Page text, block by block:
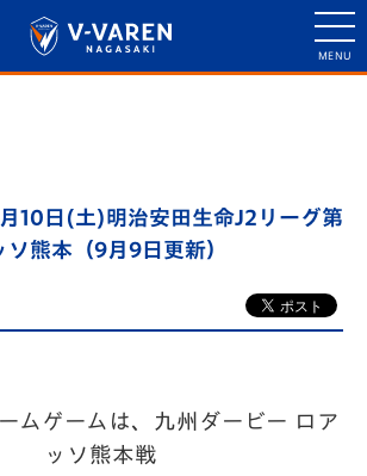
月10日(土)明治安田生命J2リーグ第
熊本（9月9日更新）
ムゲームは、九州ダービー ロア
ッソ熊本戦